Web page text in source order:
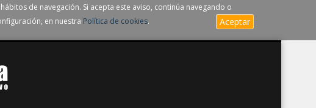
de navegación. Si acepta este aviso, continúa navegando o
en nuestra Política de cookies. Aceptar